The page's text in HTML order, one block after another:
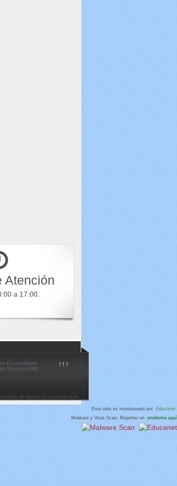
Atención
8:00 a 17:00.
↑↑↑
Ecuatorianas.
General GNU
designed by LernVid.com
Este sitio es monitoreado por Educanet
Malware y Virus Scan. Reportar un problema aquí